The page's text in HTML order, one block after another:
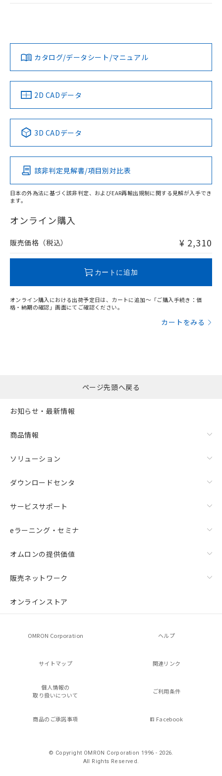
ログイン/会員登録
ダウンロードデータをご利用いただく前に、以下を必ずお読
みください。
ソフトウェアの使用条件
EU RoHS 注意事項・凡例
対応済み
中国 RoHS 注意事項・凡例
Pb Hg Cd Cr(VI)
O
在庫等で未対応品が混在する可能性があります。
問い合わせください。
カタログ/データシート/マニュアル
2D CADデータ
3D CADデータ
該非判定見解書/項目別対比表
日本の外為法に基づく該非判定、およびEAR再輸出規制に関する見解が入手でき
ます。
オンライン購入
販売価格（税込） ¥ 2,310
カートに追加
オンライン購入における出荷予定日は、カートに追加～「ご購入手続き：価
格・納期の確認」画面にてご確認ください。
カートをみる
ページ先頭へ戻る
お知らせ・最新情報
商品情報
ソリューション
ダウンロードセンタ
サービスサポート
eラーニング・セミナ
オムロンの提供価値
販売ネットワーク
オンラインストア
OMRON Corporation ヘルプ
サイトマップ 関連リンク
個人情報の
取り扱いについて
ご利用条件
商品のご承諾事項 Facebook
© Copyright OMRON Corporation 1996 - 2026.
All Rights Reserved.